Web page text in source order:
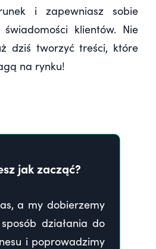
i zapewniasz sobie
klientów. Nie
dziś tworzyć treści, które
na rynku!
jak zacząć?
a my dobierzemy
działania do
i poprowadzimy